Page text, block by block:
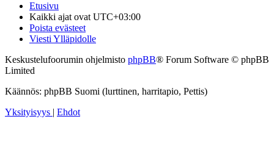
Etusivu
Kaikki ajat ovatUTC+03:00
Poista evästeet
Viesti Ylläpidolle
Keskustelufoorumin ohjelmisto phpBB® Forum Software © phpBB
Limited
Käännös: phpBB Suomi (lurttinen, harritapio, Pettis)
Yksityisyys
Ehdot